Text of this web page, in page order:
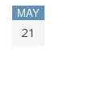
MAY
21